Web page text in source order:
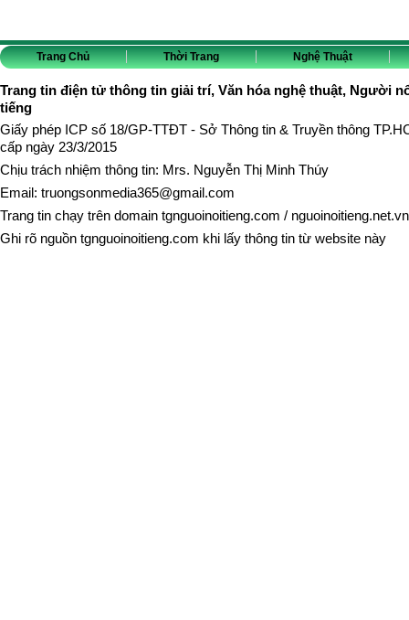
Trang Chủ Thời Trang Nghệ Thuật
Trang tin điện tử thông tin giải trí, Văn hóa nghệ thuật, Người
tiếng
Giấy phép ICP số 18/GP-TTĐT - Sở Thông tin & Truyền thông
cấp ngày 23/3/2015
Chịu trách nhiệm thông tin: Mrs. Nguyễn Thị Minh Thúy
Email: truongsonmedia365@gmail.com
Trang tin chạy trên domain tgnguoinoitieng.com / nguoinoitieng.net.vn
Ghi rõ nguồn tgnguoinoitieng.com khi lấy thông tin từ website này